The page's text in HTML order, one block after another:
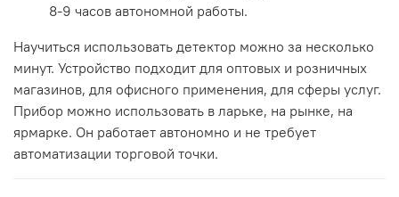
8-9 часов автономной работы.
Научиться использовать детектор можно за несколько
минут. Устройство подходит для оптовых и розничных
магазинов, для офисного применения, для сферы услуг.
Прибор можно использовать в ларьке, на рынке, на
ярмарке. Он работает автономно и не требует
автоматизации торговой точки.